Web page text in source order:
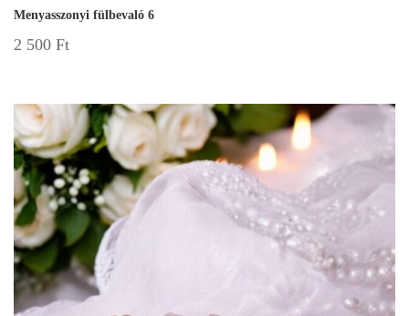
Menyasszonyi fülbevaló 6
2 500 Ft